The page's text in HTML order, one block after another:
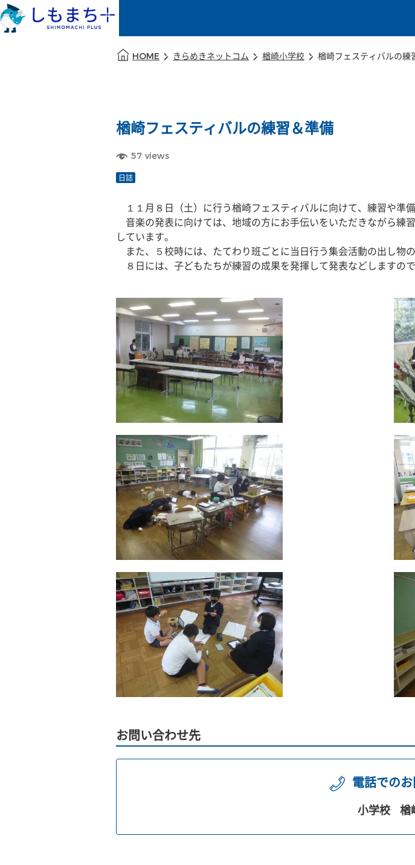
HOME きらめきネットコム 楢崎小学校 楢崎フェスティバルの練
楢崎フェスティバルの練習＆準備
57 views
日誌
１１月８日（土）に行う楢崎フェスティバルに向けて、練習や準備
音楽の発表に向けては、地域の方にお手伝いをいただきながら練
しています。
また、５校時には、たてわり班ごとに当日行う集会活動の出し物
８日には、子どもたちが練習の成果を発揮して発表などしますの
お問い合わせ先
電話での
小学校 楢